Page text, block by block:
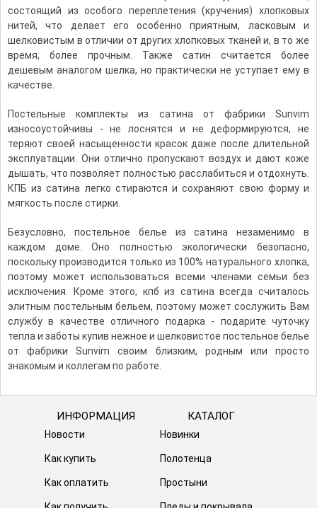
состоящий из особого переплетения (кручения) хлопковых
нитей, что делает его особенно приятным, ласковым и
шелковистым в отличии от других хлопковых тканей и, в то же
время, более прочным. Также сатин считается более
дешевым аналогом шелка, но практически не уступает ему в
качестве.
Постельные комплекты из сатина от фабрики Sunvim
износоустойчивы - не лоснятся и не деформируются, не
теряют своей насыщенности красок даже после длительной
эксплуатации. Они отлично пропускают воздух и дают коже
дышать, что позволяет полностью расслабиться и отдохнуть.
КПБ из сатина легко стираются и сохраняют свою форму и
мягкость после стирки.
Безусловно, постельное белье из сатина незаменимо в
каждом доме. Оно полностью экологически безопасно,
поскольку производится только из 100% натурального хлопка,
поэтому может использоваться всеми членами семьи без
исключения. Кроме этого, кпб из сатина всегда считалось
элитным постельным бельем, поэтому может сослужить Вам
службу в качестве отличного подарка - подарите чуточку
тепла и заботы купив нежное и шелковистое постельное белье
от фабрики Sunvim своим близким, родным или просто
знакомым и коллегам по работе.
ИНФОРМАЦИЯ
Новости
Как купить
Как оплатить
КАТАЛОГ
Новинки
Полотенца
Простыни